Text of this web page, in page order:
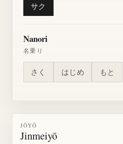
サク
Nanori
名乗り
さく はじめ もと
JŌYŌ
Jinmeiyō